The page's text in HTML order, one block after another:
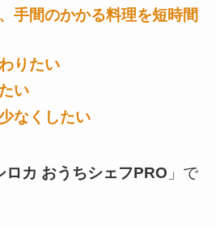
手間のかかる料理を短時間
りたい
い
なくしたい
ロカ おうちシェフPRO 」で